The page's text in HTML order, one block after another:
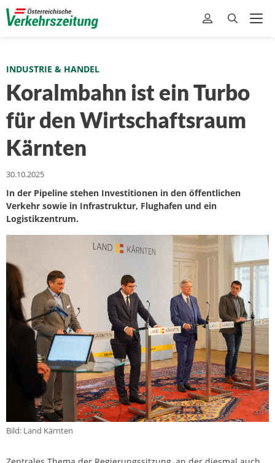
INDUSTRIE & HANDEL
Koralmbahn ist ein Turbo
für den Wirtschaftsraum
Kärnten
30.10.2025
In der Pipeline stehen Investitionen in den öffentlichen
Verkehr sowie in Infrastruktur, Flughafen und ein
Logistikzentrum.
Bild: Land Kärnten